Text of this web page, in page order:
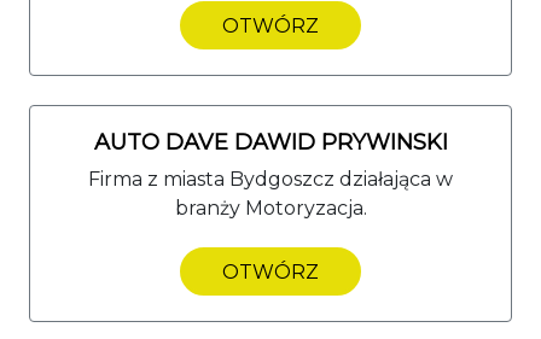
OTWÓRZ
AUTO DAVE DAWID PRYWINSKI
Firma z miasta Bydgoszcz działająca w
branży Motoryzacja.
OTWÓRZ